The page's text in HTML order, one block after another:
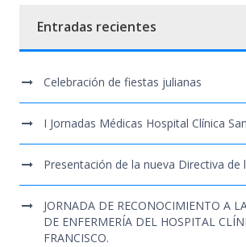
Entradas recientes
Celebración de fiestas julianas
I Jornadas Médicas Hospital Clínica
Presentación de la nueva Directiva de
JORNADA DE RECONOCIMIENTO A
DE ENFERMERÍA DEL HOSPITAL
FRANCISCO.